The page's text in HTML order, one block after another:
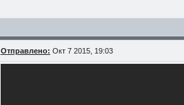
Отправлено: Окт 7 2015, 19:03